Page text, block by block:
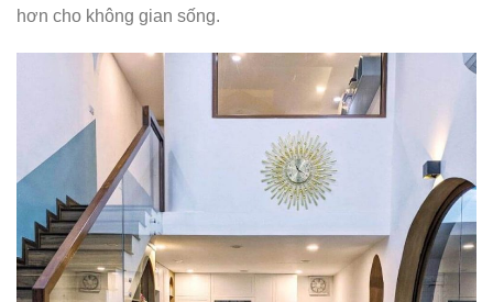
hơn cho không gian sống.